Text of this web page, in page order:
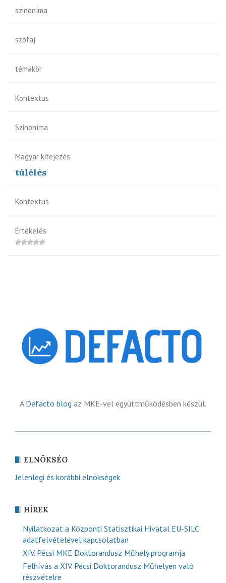
szinoníma
szófaj
témakör
Kontextus
Szinoníma
Magyar kifejezés
túlélés
Kontextus
Értékelés
A Defacto blog az MKE-vel együttműködésben készül.
ELNÖKSÉG
Jelenlegi és korábbi elnökségek
HÍREK
Nyilatkozat a Központi Statisztikai Hivatal EU-SILC
adatfelvételével kapcsolatban
XIV. Pécsi MKE Doktorandusz Műhely programja
Felhívás a XIV. Pécsi Doktorandusz Műhelyen való
részvételre